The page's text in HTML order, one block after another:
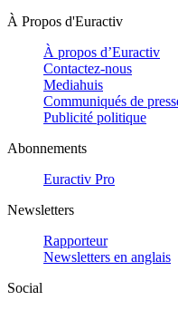
À Propos d'Euractiv
À propos d’Euractiv
Contactez-nous
Mediahuis
Communiqués de
Publicité politique
Abonnements
Euractiv Pro
Newsletters
Rapporteur
Newsletters en anglais
Social